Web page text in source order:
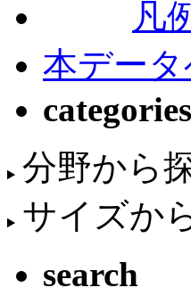
凡
本デー
categories
分野から
サイズか
search